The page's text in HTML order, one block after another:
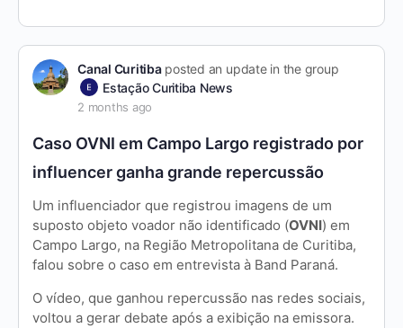
Canal Curitibaposted an update in the group
Estação Curitiba News
2 months ago
Caso OVNI em Campo Largo registrado por
influencer ganha grande repercussão
Um influenciador que registrou imagens de um
suposto objeto voador não identificado (OVNI) em
Campo Largo, na Região Metropolitana de Curitiba,
falou sobre o caso em entrevista à Band Paraná.
O vídeo, que ganhou repercussão nas redes sociais,
voltou a gerar debate após a exibição na emissora.